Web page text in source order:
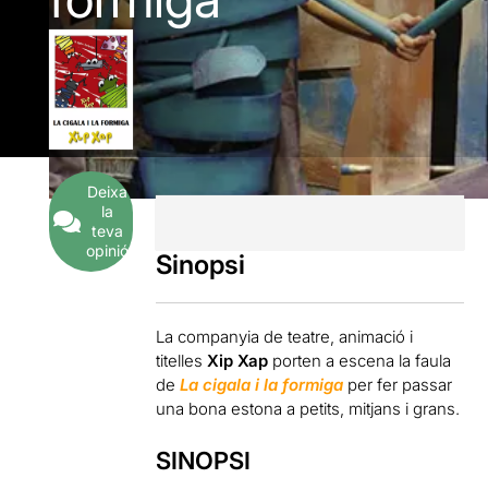
Deixa
la
teva
opinió
Sinopsi
La companyia de teatre, animació i
titellesXip Xap porten a escena la faula
deLa cigala i la formiga per fer passar
una bona estona a petits, mitjans i grans.
SINOPSI